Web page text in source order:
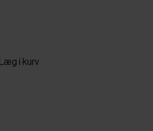
Læg i kurv